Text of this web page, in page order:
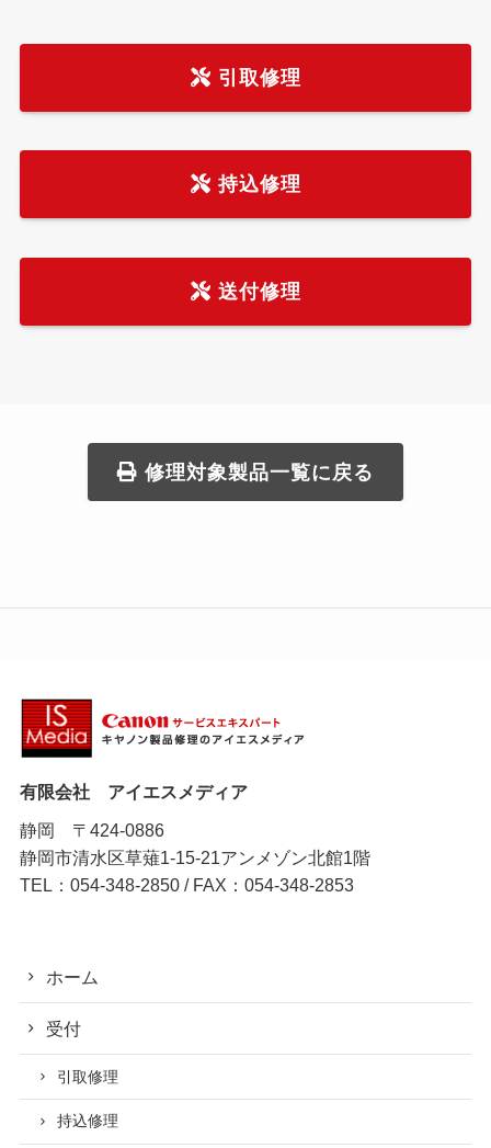
引取修理
持込修理
送付修理
修理対象製品一覧に戻る
有限会社 アイエスメディア
静岡 〒424-0886
静岡市清水区草薙1-15-21アンメゾン北館1階
TEL：054-348-2850 / FAX：054-348-2853
ホーム
受付
引取修理
持込修理